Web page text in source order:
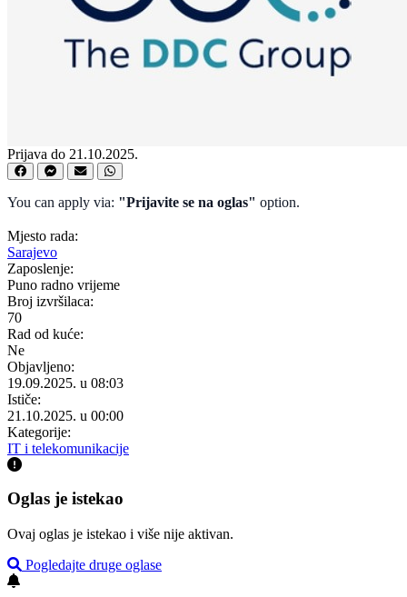
Prijava do 21.10.2025.
You can apply via: "Prijavite se na oglas" option.
Mjesto rada:
Sarajevo
Zaposlenje:
Puno radno vrijeme
Broj izvršilaca:
70
Rad od kuće:
Ne
Objavljeno:
19.09.2025. u 08:03
Ističe:
21.10.2025. u 00:00
Kategorije:
IT i telekomunikacije
Oglas je istekao
Ovaj oglas je istekao i više nije aktivan.
Pogledajte druge oglase